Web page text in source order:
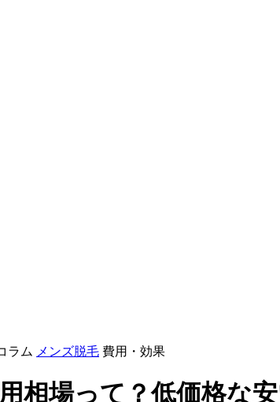
ラム メンズ脱毛 費用・効果
相場って？低価格な